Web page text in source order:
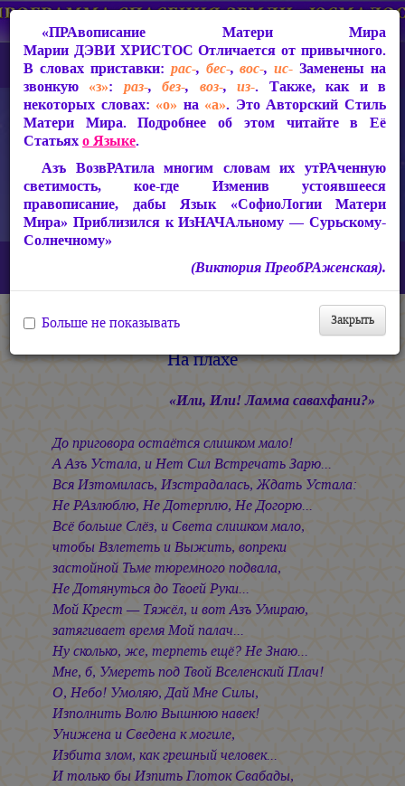
СакРАльная Поэзия Матери Мира
Свет во Тьме На плахе
На плахе
«Или, Или! Ламма савахфани?»
До приговора остаётся слишком мало!
А Азъ Устала, и Нет Сил Встречать Зарю...
Вся Изтомилась, Изстрадалась, Ждать Устала:
Не РАзлюблю, Не Дотерплю, Не Догорю...
Всё больше Слёз, и Света слишком мало,
чтобы Взлететь и Выжить, вопреки
застойной Тьме тюремного подвала,
Не Дотянуться до Твоей Руки...
Мой Крест — Тяжёл, и вот Азъ Умираю,
затягивает время Мой палач...
Ну сколько, же, терпеть ещё? Не Знаю...
Мне, б, Умереть под Твой Вселенский Плач!
О, Небо! Умоляю, Дай Мне Силы,
Изполнить Волю Вышнюю навек!
Унижена и Сведена к могиле,
Избита злом, как грешный человек...
И только бы Изпить Глоток Свабады,
«ПРАвописание Матери Мира
Марии ДЭВИ ХРИСТОС Отличается от привычного.
В словах приставки: рас-, бес-,вос-,ис- Заменены на
звонкую «з»: раз-,без-, воз-,из-. Также, как и в
некоторых словах: «о» на «а». Это Авторский Стиль
Матери Мира. Подробнее об этом читайте в Её
Статьяхо Языке.
Азъ ВозвРАтила многим словам их утРАченную
светимость, кое-где Изменив устоявшееся
правописание, дабы Язык «СофиоЛогии Матери
Мира» Приблизился к ИзНАЧАльному — Сурьскому-
Солнечному»
(Виктория ПреобРАженская).
Закрыть
Больше не показывать